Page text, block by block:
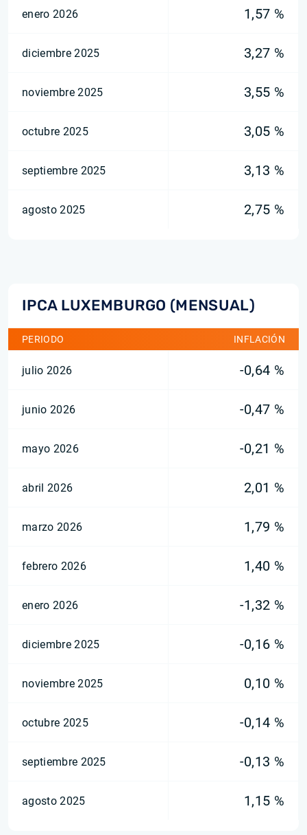
enero 2026 1,57 %
diciembre 2025 3,27 %
noviembre 2025 3,55 %
octubre 2025 3,05 %
septiembre 2025 3,13 %
agosto 2025 2,75 %
IPCA LUXEMBURGO (MENSUAL)
PERIODO INFLACIÓN
julio 2026 -0,64 %
junio 2026 -0,47 %
mayo 2026 -0,21 %
abril 2026 2,01 %
marzo 2026 1,79 %
febrero 2026 1,40 %
enero 2026 -1,32 %
diciembre 2025 -0,16 %
noviembre 2025 0,10 %
octubre 2025 -0,14 %
septiembre 2025 -0,13 %
agosto 2025 1,15 %